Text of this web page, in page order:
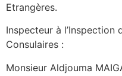
Etrangères.
Inspecteur à l’Inspection
Consulaires :
Monsieur Aldjouma